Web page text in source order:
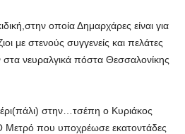
οποία Δημαρχάρες είναι για
με στενούς συγγενείς και πελάτες
νευραλγικά πόστα Θεσσαλονίκης
στην…τσέπη ο Κυριάκος
που υποχρέωσε εκατοντάδες